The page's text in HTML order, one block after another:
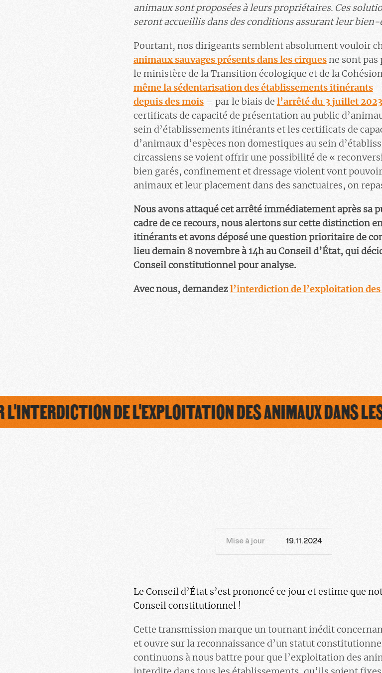
animaux sont proposées à leurs propriétaires. Ces
seront accueillis dans des conditions assurant leur bien-
Pourtant, nos dirigeants semblent absolument vouloir
animaux sauvages présents dans les cirquesne sont pas
le ministère de la Transition écologique et de la
même la sédentarisation des établissements itinérants–
depuis des mois– par le biais de l’arrêté du 3 juillet 2023
certificats de capacité de présentation au public
sein d’établissements itinérants et les certificats de
d’animaux d’espèces non domestiques au sein
circassiens se voient offrir une possibilité de «
bien garés, confinement et dressage violent vont
animaux et leur placement dans des sanctuaires, on
Nous avons attaqué cet arrêté immédiatement après sa
cadre de ce recours, nous alertons sur cette distinction
itinérants et avons déposé une question prioritaire de
lieu demain 8 novembre à 14h au Conseil d’État, qui
Conseil constitutionnel pour analyse.
Avec nous, demandezl’interdiction de l’exploitation
DE L'EXPLOITATION DES ANIMAUX DANS LES
Mise à jour 19.11.2024
Le Conseil d’État s’est prononcé ce jour et estime que
Conseil constitutionnel !
Cette transmission marque un tournant inédit
et ouvre sur la reconnaissance d’un statut
continuons à nous battre pour que l’exploitation des